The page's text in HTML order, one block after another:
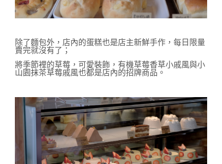
除了麵包外，店內的蛋糕也是店主新鮮手作，每日限量
賣完就沒有了；
將季節裡的草莓，可愛裝飾，有機草莓香草小戚風與小
山園抹茶草莓戚風也都是店內的招牌商品。